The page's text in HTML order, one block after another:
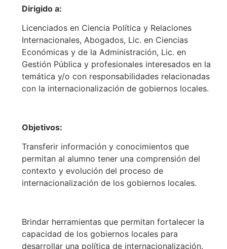
Dirigido a:
Licenciados en Ciencia Política y Relaciones
Internacionales, Abogados, Lic. en Ciencias
Económicas y de la Administración, Lic. en
Gestión Pública y profesionales interesados en la
temática y/o con responsabilidades relacionadas
con la internacionalización de gobiernos locales.
Objetivos:
Transferir información y conocimientos que
permitan al alumno tener una comprensión del
contexto y evolución del proceso de
internacionalización de los gobiernos locales.
Brindar herramientas que permitan fortalecer la
capacidad de los gobiernos locales para
desarrollar una política de internacionalización.